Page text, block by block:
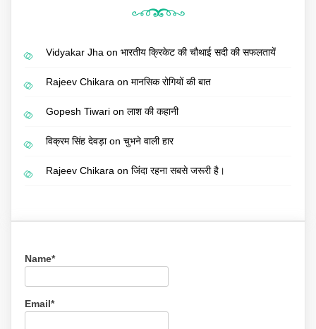
Vidyakar Jha on भारतीय क्रिकेट की चौथाई सदी की सफलतायें
Rajeev Chikara on मानसिक रोगियों की बात
Gopesh Tiwari on लाश की कहानी
विक्रम सिंह देवड़ाon चुभने वाली हार
Rajeev Chikara on जिंदा रहना सबसे जरूरी है।
Name*
Email*